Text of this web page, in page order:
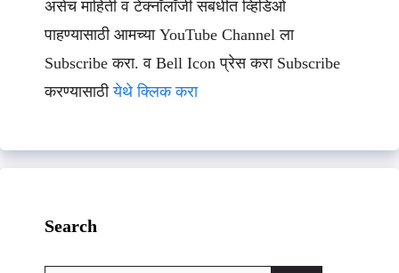
असेच माहिती व टेक्नॉलॉजी संबधीत व्हिडिओ
पाहण्यासाठी आमच्या YouTube Channel ला
Subscribe करा. व Bell Icon प्रेस करा Subscribe
करण्यासाठीयेथे क्लिक करा
Search